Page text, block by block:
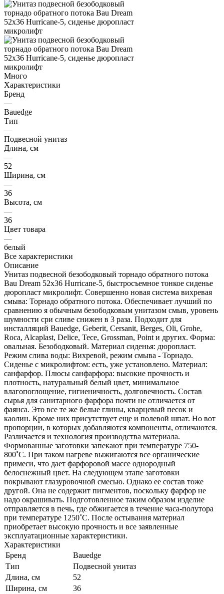
Много
Характеристики
Бренд
—
Bauedge
Тип
—
Подвесной унитаз
Длина, см
—
52
Ширина, см
—
36
Высота, см
—
36
Цвет товара
—
белый
Все характеристики
Описание
Унитаз подвесной безободковый торнадо обратного потока
Bau Dream 52х36 Hurricane-5, быстросъемное тонкое сиденье
дюропласт микролифт. Совершенно новая система вихревая
смыва: Торнадо обратного потока. Обеспечивает лучший по
сравнению я обычным безободковым унитазом смыв, уровень
шумности сри сливе снижен в 3 раза. Подходит для
инсталляций Bauedge, Geberit, Cersanit, Berges, Oli, Grohe,
Roca, Alcaplast, Delice, Tece, Grossman, Point и других. Форма:
овальная. Безободковый. Материал сиденья: дюропласт.
Режим слива воды: Вихревой, режим смыва - Торнадо.
Сиденье с микролифтом: есть, уже установлено. Материал:
санфарфор. Плюсы санфарфора: высокие прочность и
плотность, натуральный белый цвет, минимальное
влагопоглощение, гигиеничность, долговечность. Состав
сырья для санитарного фарфора почти не отличается от
фаянса. Это все те же белые глины, кварцевый песок и
каолин. Кроме них присутствует еще и полевой шпат. Но вот
пропорции, в которых добавляются компоненты, отличаются.
Различается и технология производства материала.
Формованные заготовки запекают при температуре 750-
800˚С. При таком нагреве выжигаются все органические
примеси, что дает фарфоровой массе однородный
белоснежный цвет. На следующем этапе заготовки
покрывают глазуровочной смесью. Однако ее состав тоже
другой. Она не содержит пигментов, поскольку фарфор не
надо окрашивать. Подготовленное таким образом изделие
отправляется в печь, где обжигается в течение часа-полутора
при температуре 1250˚С. После остывания материал
приобретает высокую прочность и все заявленные
эксплуатационные характеристики.
Характеристики
Бренд
Bauedge
Тип
Подвесной унитаз
Длина, см
52
Ширина, см
36